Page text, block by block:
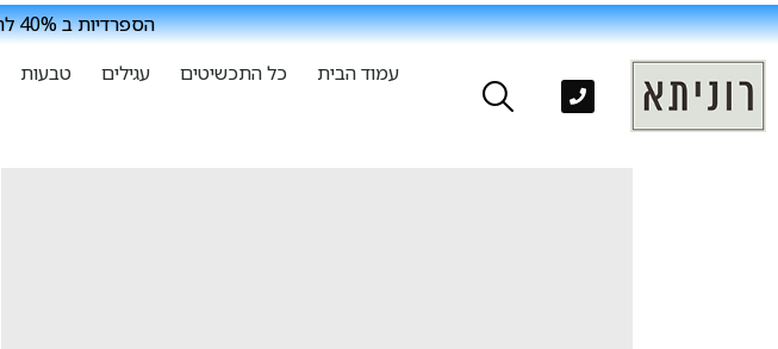
הספרדיות ב 40% לחצי ♥
עמוד הבית כל התכשיטים עגילים טבעות